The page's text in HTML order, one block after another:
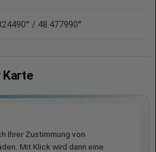
/ 48.477990°
Karte
Ihrer Zustimmung von
Mit Klick wird dann eine